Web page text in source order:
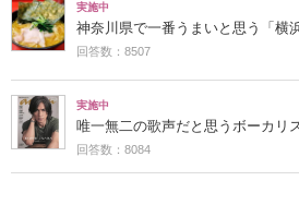
実施中
神奈川県で一番うまいと思う「横
回答数：8507
実施中
唯一無二の歌声だと思うボーカリ
回答数：8084